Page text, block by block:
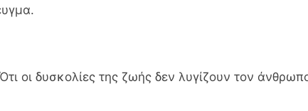
οι δυσκολίες της ζωής δεν λυγίζουν τον